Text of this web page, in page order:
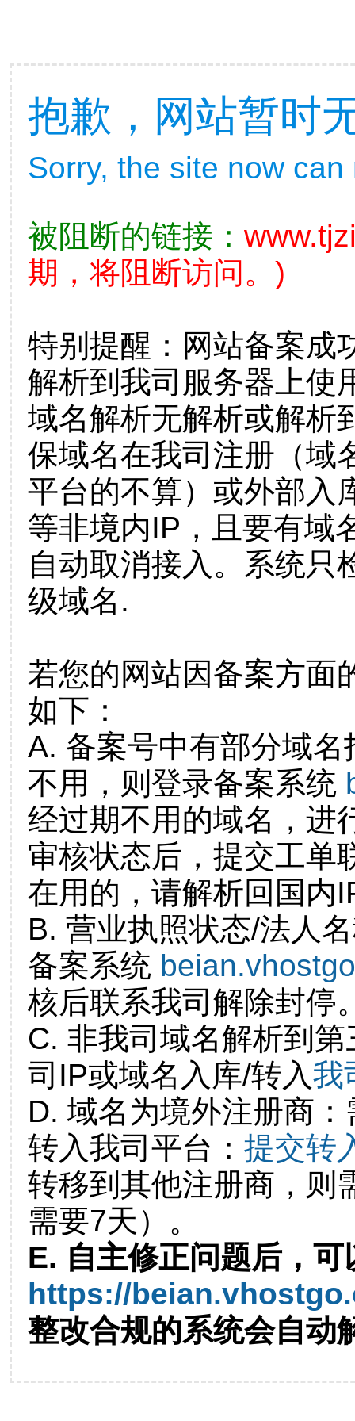
抱歉，网站暂时
Sorry, the site now
被阻断的链接：
期，将阻断访问。)
特别提醒：网站备案成
解析到我司服务器上使
域名解析无解析或解析
保域名在我司注册（域
平台的不算）或外部入
等非境内IP，且要有域
自动取消接入。系统只
级域名.
若您的网站因备案方面
如下：
A. 备案号中有部分域
不用，则登录备案系统
经过期不用的域名，进
审核状态后，提交工单
在用的，请解析回国内
B. 营业执照状态/法人
备案系统
核后联系我司解除封停
C. 非我司域名解析到
司IP或域名入库/转入我
D. 域名为境外注册商
转入我司平台： 提交转
转移到其他注册商，则
需要7天）。
E. 自主修正问题后，可
https://
整改合规的系统会自动